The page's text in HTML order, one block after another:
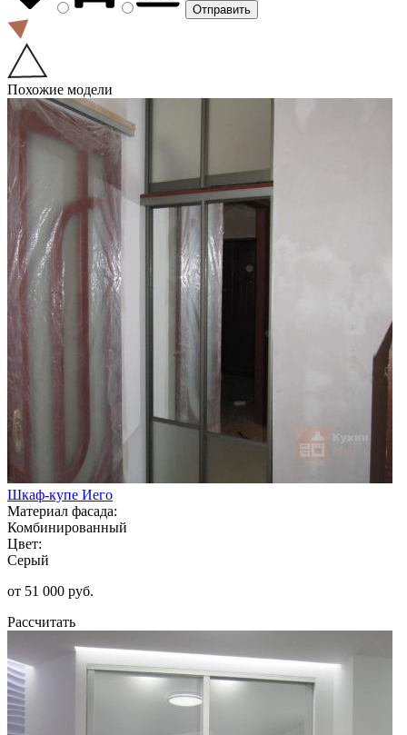
Похожие модели
Шкаф-купе Иего
Материал фасада:
Комбинированный
Цвет:
Серый
от 51 000 руб.
Рассчитать